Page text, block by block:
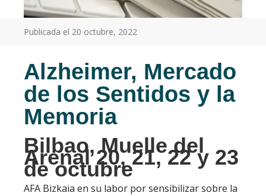
Publicada el 20 octubre, 2022
Alzheimer, Mercado
de los Sentidos y la
Memoria
Bilbao, Muelle del
Arenal 20, 21, 22 y 23
de octubre
AFA Bizkaia en su labor por sensibilizar sobre la